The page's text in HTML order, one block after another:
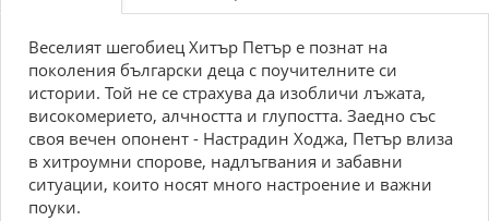
Веселият шегобиец Хитър Петър е познат на
поколения български деца с поучителните си
истории. Той не се страхува да изобличи лъжата,
високомерието, алчността и глупостта. Заедно със
своя вечен опонент - Настрадин Ходжа, Петър влиза
в хитроумни спорове, надлъгвания и забавни
ситуации, които носят много настроение и важни
поуки.